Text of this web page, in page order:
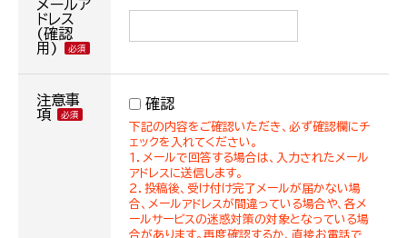
メールア
ドレス
(確認
用)
注意事
項
確認
下記の内容をご確認いただき、必ず確認欄にチ
ェックを入れてください。
１．メールで回答する場合は、入力されたメール
アドレスに送信します。
２．投稿後、受け付け完了メールが届かない場
合、メールアドレスが間違っている場合や、各メ
ールサービスの迷惑対策の対象となっている場
合があります。再度確認するか、直接お電話で